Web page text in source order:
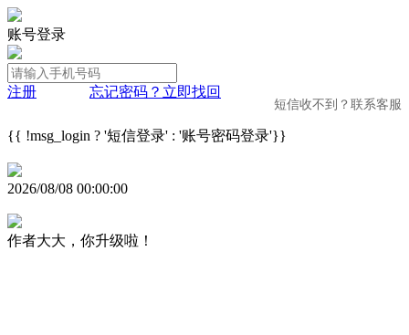
账号登录
注册 忘记密码？立即找回
短信收不到？联系客服
{{ !msg_login ? '短信登录' : '账号密码登录'}}
2026/08/08 00:00:00
作者大大，你升级啦！